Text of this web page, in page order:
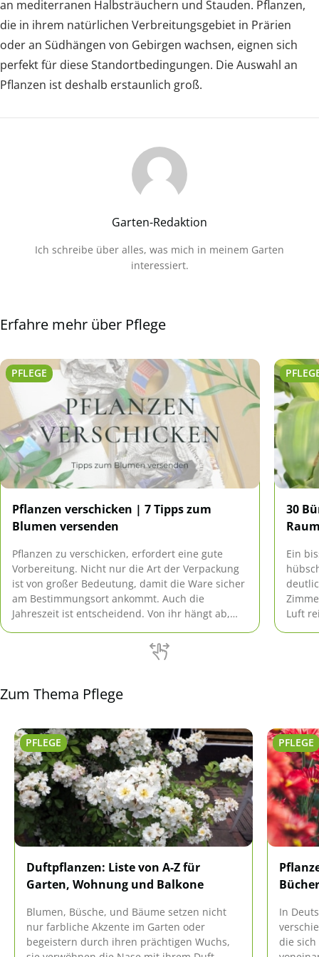
an mediterranen Halbsträuchern und Stauden. Pflanzen,
die in ihrem natürlichen Verbreitungsgebiet in Prärien
oder an Südhängen von Gebirgen wachsen, eignen sich
perfekt für diese Standortbedingungen. Die Auswahl an
Pflanzen ist deshalb erstaunlich groß.
Garten-Redaktion
Ich schreibe über alles, was mich in meinem Garten
interessiert.
Erfahre mehr über Pflege
PFLEGE
Pflanzen verschicken | 7 Tipps zum
Blumen versenden
Pflanzen zu verschicken, erfordert eine gute
Vorbereitung. Nicht nur die Art der Verpackung
ist von großer Bedeutung, damit die Ware sicher
am Bestimmungsort ankommt. Auch die
Jahreszeit ist entscheidend. Von ihr hängt ab,
30
Ein
Luft
Zum Thema Pflege
PFLEGE
Duftpflanzen: Liste von A-Z für
Garten, Wohnung und Balkone
Blumen, Büsche, und Bäume setzen nicht
nur farbliche Akzente im Garten oder
begeistern durch ihren prächtigen Wuchs,
PFLEGE
In
die